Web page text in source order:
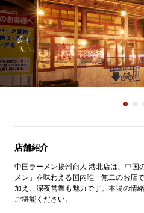
店舗紹介
中国ラーメン揚州商人 港北店は、中国
メン」を味わえる国内唯一無二のお店
加え、深夜営業も魅力です。本場の情
ご堪能ください。